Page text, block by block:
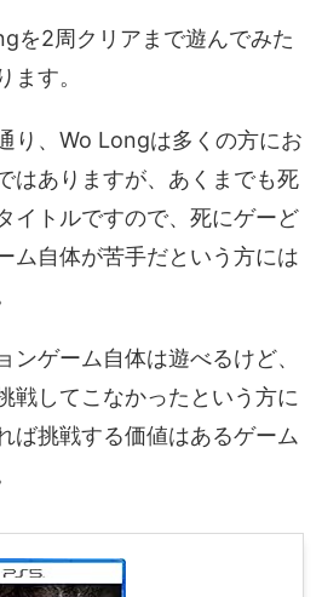
を2周クリアまで遊んでみた
ます。
り、Wo Longは多くの方にお
はありますが、あくまでも死
イトルですので、死にゲーど
ム自体が苦手だという方には
ンゲーム自体は遊べるけど、
戦してこなかったという方に
ば挑戦する価値はあるゲーム